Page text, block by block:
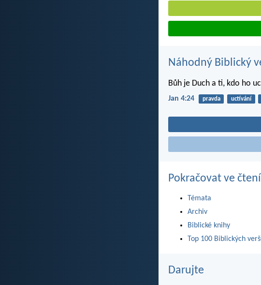
Náhodný Biblický
Bůh je Duch a ti, kdo ho
Jan 4:24 pravda uctívání
Pokračovat ve čtení
Témata
Archiv
Biblické knihy
Top 100 Biblických
Darujte